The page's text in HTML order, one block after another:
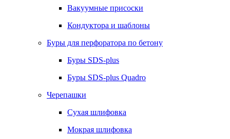
Вакуумные присоски
Кондуктора и шаблоны
Буры для перфоратора по бетону
Буры SDS-plus
Буры SDS-plus Quadro
Черепашки
Сухая шлифовка
Мокрая шлифовка